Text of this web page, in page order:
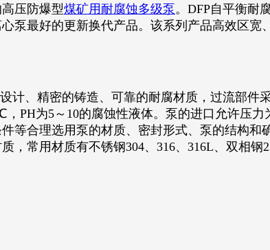
压防爆型煤矿用耐腐蚀多级泵。DFP自平衡耐
泵最好的更新换代产品。该系列产品高效区
、精密的铸造、可靠的耐腐材质，过流部件
PH为5～10的腐蚀性液体。泵的进口允许压
等合理选用泵的材质、密封形式、泵的结构
常用材质有不锈钢304、316、316L、双相钢